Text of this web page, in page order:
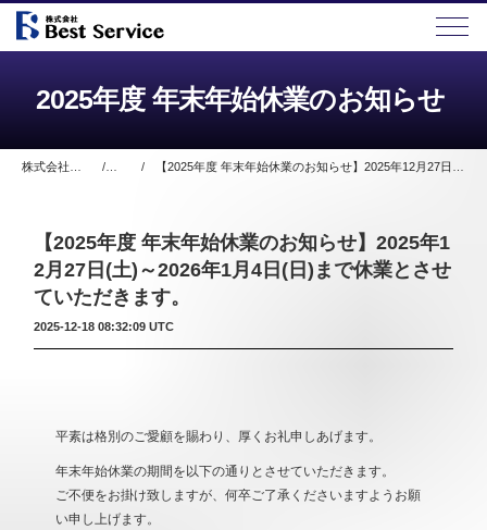
2025年度 年末年始休業のお知らせ
お知らせ【2025年度 年末年始休業のお知らせ】2025年12月27日(土)～2026年1月4日(日)まで休業とさせていただきます。
【2025年度 年末年始休業のお知らせ】2025年1
2月27日(土)～2026年1月4日(日)まで休業とさせ
ていただきます。
2025-12-18 08:32:09 UTC
平素は格別のご愛顧を賜わり、厚くお礼申しあげます。
年末年始休業の期間を以下の通りとさせていただきます。
ご不便をお掛け致しますが、何卒ご了承くださいますようお願
い申し上げます。